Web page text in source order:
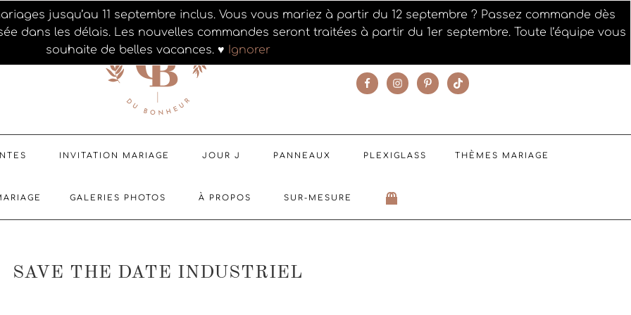
jusqu’au 11 septembre inclus. Vous vous mariez à partir du 12 septembre ? Passez commande dès
dans les délais. Les nouvelles commandes seront traitées à partir du 1er septembre. Toute l’équipe vous
souhaite de belles vacances. ♥
Ignorer
INVITATION MARIAGE JOUR J PANNEAUX PLEXIGLASS THÈMES MARIAGE
GALERIES PHOTOS À PROPOS SUR-MESURE
SAVE THE DATE INDUSTRIEL